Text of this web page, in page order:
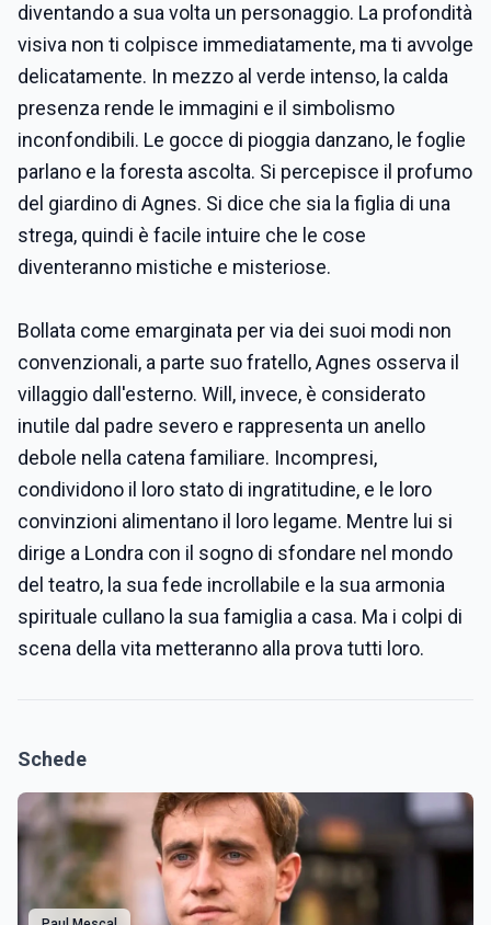
diventando a sua volta un personaggio. La profondità
visiva non ti colpisce immediatamente, ma ti avvolge
delicatamente. In mezzo al verde intenso, la calda
presenza rende le immagini e il simbolismo
inconfondibili. Le gocce di pioggia danzano, le foglie
parlano e la foresta ascolta. Si percepisce il profumo
del giardino di Agnes. Si dice che sia la figlia di una
strega, quindi è facile intuire che le cose
diventeranno mistiche e misteriose.
Bollata come emarginata per via dei suoi modi non
convenzionali, a parte suo fratello, Agnes osserva il
villaggio dall'esterno. Will, invece, è considerato
inutile dal padre severo e rappresenta un anello
debole nella catena familiare. Incompresi,
condividono il loro stato di ingratitudine, e le loro
convinzioni alimentano il loro legame. Mentre lui si
dirige a Londra con il sogno di sfondare nel mondo
del teatro, la sua fede incrollabile e la sua armonia
spirituale cullano la sua famiglia a casa. Ma i colpi di
scena della vita metteranno alla prova tutti loro.
Schede